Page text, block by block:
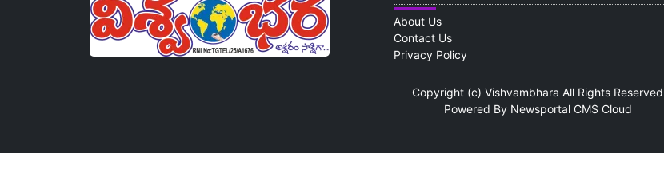
About Us
Contact Us
Privacy Policy
Copyright (c) Vishvambhara All Rights Reserved
Powered By Newsportal CMS Cloud